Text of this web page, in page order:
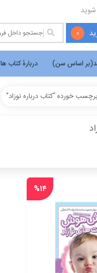
شوید
0
اساس سن) دربارۀ کتاب ها
خورده “کتاب درباره نوزاد”
%۱۴